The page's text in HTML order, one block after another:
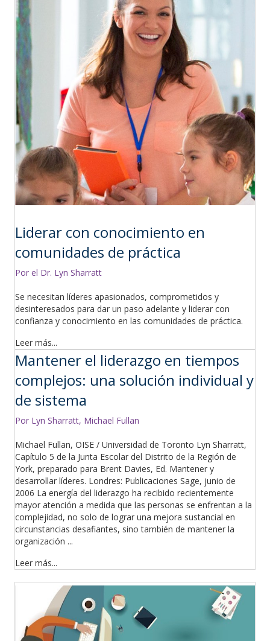
Liderar con conocimiento en
comunidades de práctica
Por el Dr. Lyn Sharratt
Se necesitan líderes apasionados, comprometidos y
desinteresados para dar un paso adelante y liderar con
confianza y conocimiento en las comunidades de práctica.
Leer más...
Mantener el liderazgo en tiempos
complejos: una solución individual y
de sistema
Por Lyn Sharratt, Michael Fullan
Michael Fullan, OISE / Universidad de Toronto Lyn Sharratt,
Capítulo 5 de la Junta Escolar del Distrito de la Región de
York, preparado para Brent Davies, Ed. Mantener y
desarrollar líderes. Londres: Publicaciones Sage, junio de
2006 La energía del liderazgo ha recibido recientemente
mayor atención a medida que las personas se enfrentan a la
complejidad, no solo de lograr una mejora sustancial en
circunstancias desafiantes, sino también de mantener la
organización ...
Leer más...